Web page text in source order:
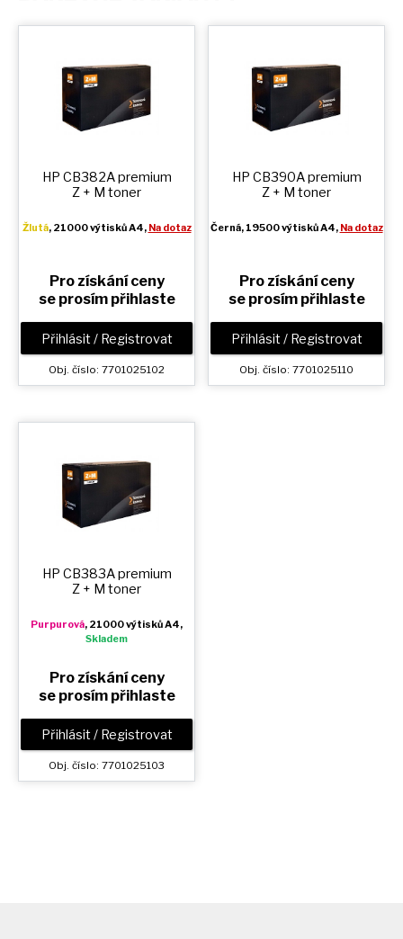
HP CB382A premium
Z + M toner
Žlutá, 21000 výtisků A4, Na dotaz
Pro získání ceny
se prosím přihlaste
Přihlásit / Registrovat
Obj. číslo: 7701025102
HP CB390A premium
Z + M toner
Černá, 19500 výtisků A4, Na dotaz
Pro získání ceny
se prosím přihlaste
Přihlásit / Registrovat
Obj. číslo: 7701025110
HP CB383A premium
Z + M toner
Purpurová, 21000 výtisků A4,
Skladem
Pro získání ceny
se prosím přihlaste
Přihlásit / Registrovat
Obj. číslo: 7701025103